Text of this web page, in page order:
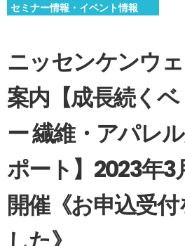
セミナー情報・イベント情報
ニッセンケンウ
案内【成長続く
ー 繊維・アパレ
ポート】2023年3
開催《お申込受